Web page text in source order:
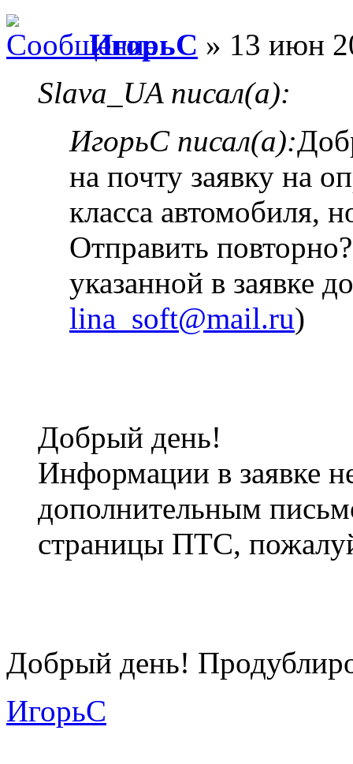
ИгорьC » 13 июн
Slava_UA писал(а):
ИгорьC писал(а):
на почту заявку на
класса автомобиля,
Отправить
указанной в заявке
lina_soft@mail.ru)
Добрый день!
Информации в заявке
дополнительным
страницы ПТС,
Добрый день!
ИгорьC